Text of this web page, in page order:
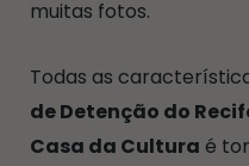
muitas fotos.
Todas as
de Detenção do
Casa da Cultura é